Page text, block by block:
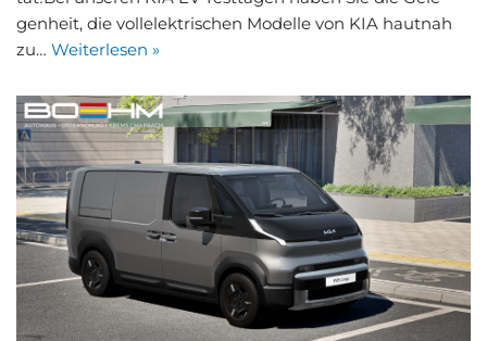
gen­heit, die voll­elek­tri­schen Model­le von KIA haut­nah
zu… Wei­ter­le­sen »